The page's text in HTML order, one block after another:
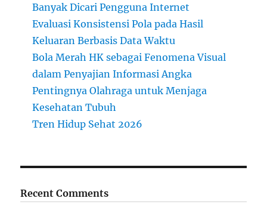
Banyak Dicari Pengguna Internet
Evaluasi Konsistensi Pola pada Hasil
Keluaran Berbasis Data Waktu
Bola Merah HK sebagai Fenomena Visual
dalam Penyajian Informasi Angka
Pentingnya Olahraga untuk Menjaga
Kesehatan Tubuh
Tren Hidup Sehat 2026
Recent Comments